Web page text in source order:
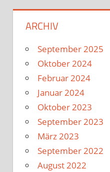
ARCHIV
September 2025
Oktober 2024
Februar 2024
Januar 2024
Oktober 2023
September 2023
März 2023
September 2022
August 2022